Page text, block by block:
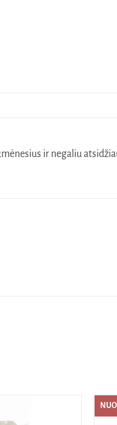
ir negaliu